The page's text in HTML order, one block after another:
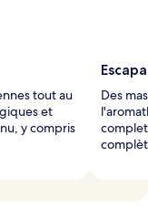
e
tout au
et
y compris
Des